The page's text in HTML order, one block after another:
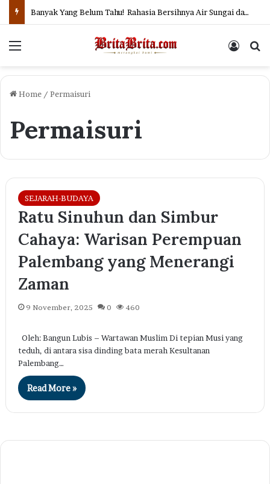
Banyak Yang Belum Tahu! Rahasia Bersihnya Air Sungai dan Selokan di Jepang
Menu Log In
Home / Permaisuri
Permaisuri
SEJARAH-BUDAYA
Ratu Sinuhun dan Simbur
Cahaya: Warisan Perempuan
Palembang yang Menerangi
Zaman
9 November, 2025 0 460
Oleh: Bangun Lubis – Wartawan Muslim Di tepian Musi yang
teduh, di antara sisa dinding bata merah Kesultanan
Palembang…
Read More »